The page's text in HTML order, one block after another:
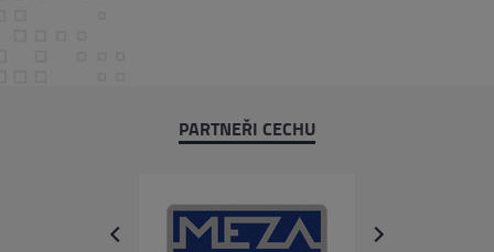
PARTNEŘI CECHU
prev next